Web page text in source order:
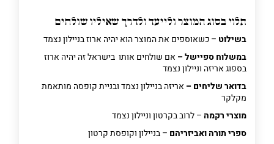
תלוי בסוג המוצר ולייעד ולדרך שאיליו שולחים
בשילוט – כשאוספים את המוצר הוא יהיה ארוז בניילון נצמד
במשלוח ספיישל – אם שולחים אותו בישראל זה יהיה ארוז
בספוג אריזה וניילון נצמד
בדואר שליחים – אריזה בניילון נצמד ובניית קופסה מותאמת
מקלקר
מוצרי רקמה – לרוב בקרטון וניילון נצמד
ספרי תורה ואביזריהם – בניילון וקופסת קרטון